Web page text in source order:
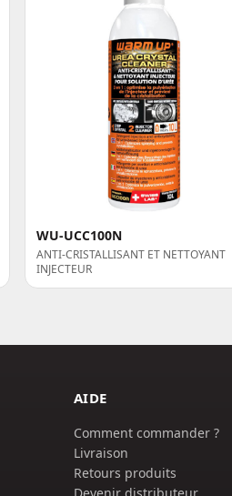
WU-UCC100N
ANTI-CRISTALLISANT ET NETTOYANT
INJECTEUR
AIDE
Comment commander ?
Livraison
Retours produits